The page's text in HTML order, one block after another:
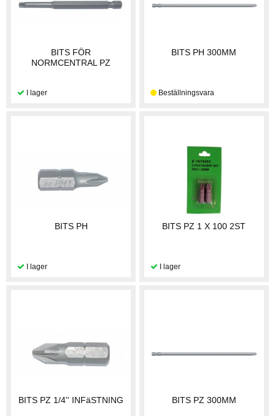
BITS FÖR
NORMCENTRAL PZ
BITS PH 300MM
BITS PH BITS PZ 1 X 100 2ST
BITS PZ 1/4'' INFäSTNING BITS PZ 300MM